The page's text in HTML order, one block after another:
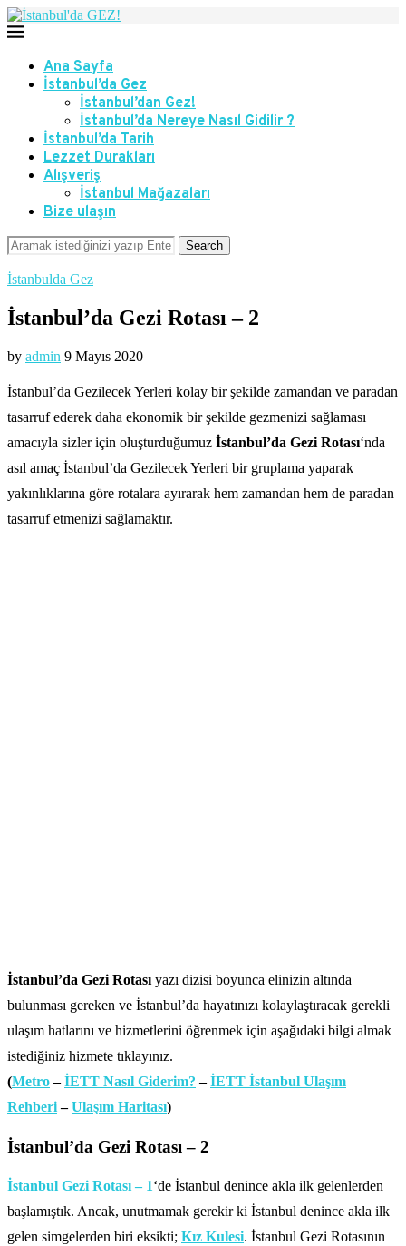
Ana Sayfa
İstanbul’da Gez
İstanbul’dan Gez!
İstanbul’da Nereye Nasıl Gidilir ?
İstanbul’da Tarih
Lezzet Durakları
Alışveriş
İstanbul Mağazaları
Bize ulaşın
Search
İstanbulda Gez
İstanbul’da Gezi Rotası – 2
by admin 9 Mayıs 2020
İstanbul’da Gezilecek Yerleri kolay bir şekilde zamandan ve paradan
tasarruf ederek daha ekonomik bir şekilde gezmenizi sağlaması
amacıyla sizler için oluşturduğumuz İstanbul’da Gezi Rotası‘nda
asıl amaç İstanbul’da Gezilecek Yerleri bir gruplama yaparak
yakınlıklarına göre rotalara ayırarak hem zamandan hem de paradan
tasarruf etmenizi sağlamaktır.
İstanbul’da Gezi Rotası yazı dizisi boyunca elinizin altında
bulunması gereken ve İstanbul’da hayatınızı kolaylaştıracak gerekli
ulaşım hatlarını ve hizmetlerini öğrenmek için aşağıdaki bilgi almak
istediğiniz hizmete tıklayınız.
(Metro–İETT Nasıl Giderim? –İETT İstanbul Ulaşım
Rehberi–Ulaşım Haritası)
İstanbul’da Gezi Rotası – 2
İstanbul Gezi Rotası – 1‘de İstanbul denince akla ilk gelenlerden
başlamıştık. Ancak, unutmamak gerekir ki İstanbul denince akla ilk
gelen simgelerden biri eksikti; Kız Kulesi. İstanbul Gezi Rotasının